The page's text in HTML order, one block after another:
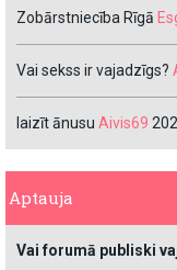
Zobārstniecība Rīgā
Vai sekss ir vajadzīgs?
laizīt ānusu Aivis69
Aptauja
Vai forumā publiski